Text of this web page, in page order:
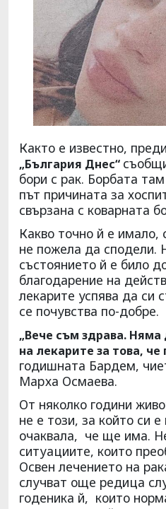
Както е известно,
„България Днес“
бори с рак. Борбата
път причината за
свързана с коварната
Какво точно й е имало,
не пожела да сподели.
състоянието й е било
благодарение на
лекарите успява да си
се почувства по-добре.
„Вече съм здрава.
на лекарите за това, че
годишната Бардем,
Mapха Осмаева.
От няколко години
не е този, за който си
очаквала, че ще има.
ситуациите, които
Освен лечението на
случват още редица
годеника й, които